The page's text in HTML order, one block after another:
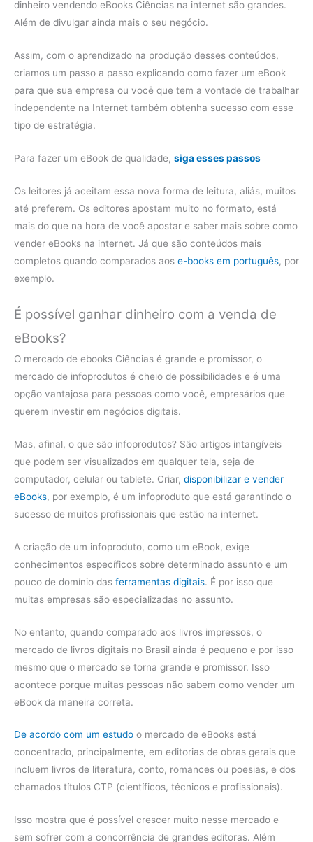
dinheiro vendendo eBooks Ciências na internet são grandes.
Além de divulgar ainda mais o seu negócio.
Assim, com o aprendizado na produção desses conteúdos,
criamos um passo a passo explicando como fazer um eBook
para que sua empresa ou você que tem a vontade de trabalhar
independente na Internet também obtenha sucesso com esse
tipo de estratégia.
Para fazer um eBook de qualidade, siga esses passos
Os leitores já aceitam essa nova forma de leitura, aliás, muitos
até preferem. Os editores apostam muito no formato, está
mais do que na hora de você apostar e saber mais sobre como
vender eBooks na internet. Já que são conteúdos mais
completos quando comparados aos e-books em português, por
exemplo.
É possível ganhar dinheiro com a venda de
eBooks?
O mercado de ebooks Ciências é grande e promissor, o
mercado de infoprodutos é cheio de possibilidades e é uma
opção vantajosa para pessoas como você, empresários que
querem investir em negócios digitais.
Mas, afinal, o que são infoprodutos? São artigos intangíveis
que podem ser visualizados em qualquer tela, seja de
computador, celular ou tablete. Criar, disponibilizar e vender
eBooks, por exemplo, é um infoproduto que está garantindo o
sucesso de muitos profissionais que estão na internet.
A criação de um infoproduto, como um eBook, exige
conhecimentos específicos sobre determinado assunto e um
pouco de domínio das ferramentas digitais. É por isso que
muitas empresas são especializadas no assunto.
No entanto, quando comparado aos livros impressos, o
mercado de livros digitais no Brasil ainda é pequeno e por isso
mesmo que o mercado se torna grande e promissor. Isso
acontece porque muitas pessoas não sabem como vender um
eBook da maneira correta.
De acordo com um estudo o mercado de eBooks está
concentrado, principalmente, em editorias de obras gerais que
incluem livros de literatura, conto, romances ou poesias, e dos
chamados títulos CTP (científicos, técnicos e profissionais).
Isso mostra que é possível crescer muito nesse mercado e
sem sofrer com a concorrência de grandes editoras. Além